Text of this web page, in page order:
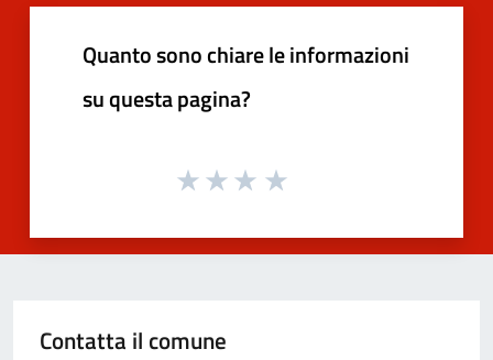
Quanto sono chiare le informazioni
su questa pagina?
Contatta il comune